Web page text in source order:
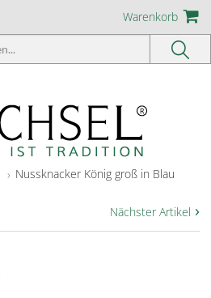
Warenkorb
Nussknacker König groß in Blau
Nächster Artikel ›